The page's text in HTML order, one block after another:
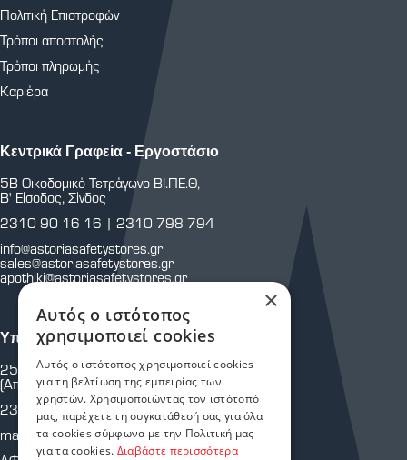
Πολιτική Επιστροφών
Τρόποι αποστολής
Τρόποι πληρωμής
Καριέρα
Κεντρικά Γραφεία - Εργοστάσιο
5Β Οικοδομικό Τετράγωνο ΒΙ.ΠΕ.Θ,
Β' Είσοδος, Σίνδος
2310 90 16 16 | 2310 798 794
info@astoriasafetystores.gr
sales@astoriasafetystores.gr
apothiki@astoriasafetystores.gr
Υποκατάστημα Μαρτίου
25ης Μαρτίου 43 & Κρήτης
(Απέναντι από Πυροσβεστική Υπηρεσία.)
2310 810 805
martiou@astoriasafetystores.gr
×
Αυτός ο ιστότοπος
χρησιμοποιεί cookies
Αυτός ο ιστότοπος χρησιμοποιεί cookies
για τη βελτίωση της εμπειρίας των
χρηστών. Χρησιμοποιώντας τον ιστότοπό
μας, παρέχετε τη συγκατάθεσή σας για όλα
τα cookies σύμφωνα με την Πολιτική μας
για τα cookies. Διαβάστε περισσότερα